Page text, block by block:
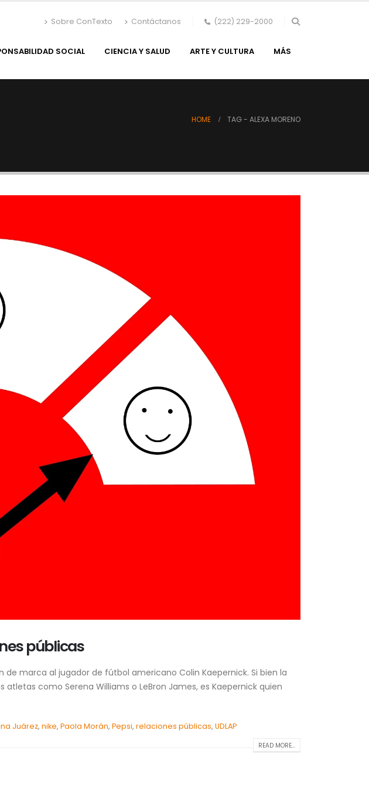
Sobre ConTexto Contáctanos (222) 229-2000
SOCIAL CIENCIA Y SALUD ARTE Y CULTURA MÁS
HOME TAG - ALEXA MORENO
públicas
marca al jugador de fútbol americano Colin Kaepernick. Si bien la
como Serena Williams o LeBron James, es Kaepernick quien
Juárez,nike,Paola Morán,Pepsi,relaciones públicas,UDLAP
READ MORE...